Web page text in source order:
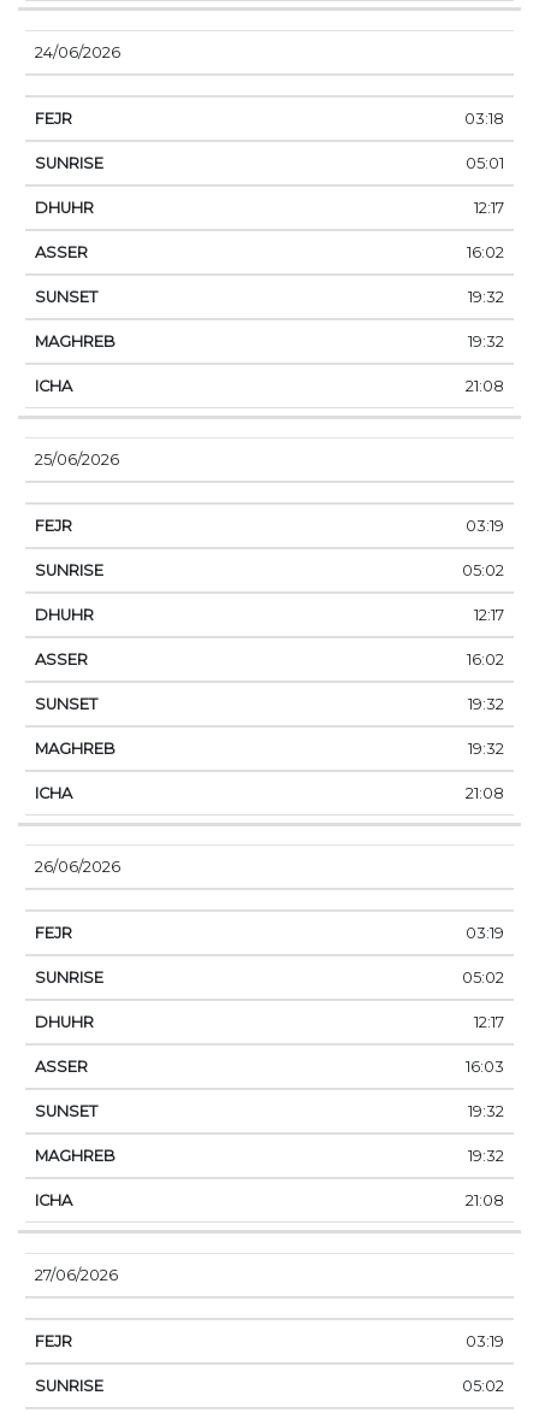
24/06/2026
03:18
05:01
12:17
16:02
19:32
19:32
21:08
25/06/2026
03:19
05:02
12:17
16:02
19:32
19:32
21:08
26/06/2026
03:19
05:02
12:17
16:03
19:32
19:32
21:08
27/06/2026
03:19
05:02